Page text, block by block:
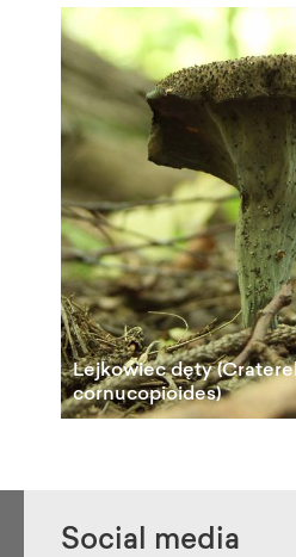
Lejkowiec dęty
cornucopioides)
Social media